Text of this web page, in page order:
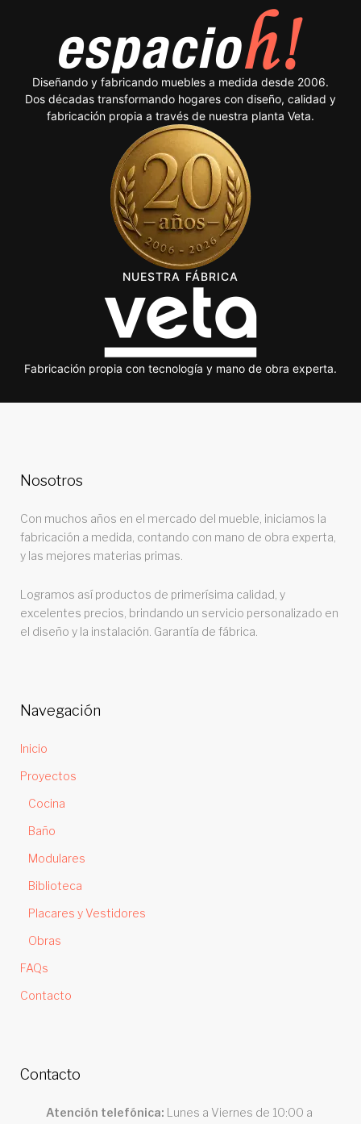
Diseñando y fabricando muebles a medida desde 2006.
Dos décadas transformando hogares con diseño, calidad y
fabricación propia a través de nuestra planta Veta.
NUESTRA FÁBRICA
Fabricación propia con tecnología y mano de obra experta.
Nosotros
Con muchos años en el mercado del mueble, iniciamos la
fabricación a medida, contando con mano de obra experta,
y las mejores materias primas.
Logramos así productos de primerísima calidad, y
excelentes precios, brindando un servicio personalizado en
el diseño y la instalación. Garantía de fábrica.
Navegación
Inicio
Proyectos
Cocina
Baño
Modulares
Biblioteca
Placares y Vestidores
Obras
FAQs
Contacto
Contacto
Atención telefónica: Lunes a Viernes de 10:00 a